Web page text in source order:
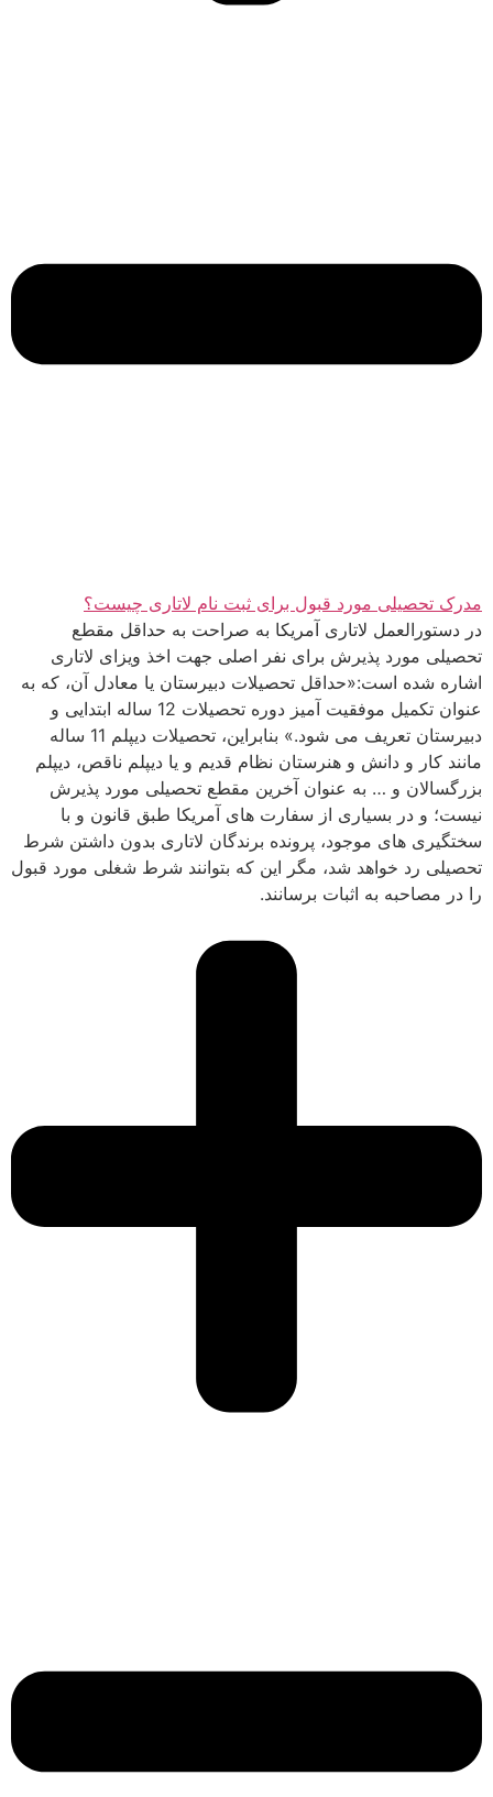
مدرک تحصیلی مورد قبول برای ثبت نام لاتاری چیست؟
در دستورالعمل لاتاری آمریکا به صراحت به حداقل مقطع
تحصیلی مورد پذیرش برای نفر اصلی جهت اخذ ویزای لاتاری
اشاره شده است:«حداقل تحصیلات دبیرستان یا معادل آن، که به
عنوان تکمیل موفقیت آمیز دوره تحصیلات 12 ساله ابتدایی و
دبیرستان تعریف می شود.» بنابراین، تحصیلات دیپلم 11 ساله
مانند کار و دانش و هنرستان نظام قدیم و یا دیپلم ناقص، دیپلم
بزرگسالان و … به عنوان آخرین مقطع تحصیلی مورد پذیرش
نیست؛ و در بسیاری از سفارت های آمریکا طبق قانون و با
سختگیری های موجود، پرونده برندگان لاتاری بدون داشتن شرط
تحصیلی رد خواهد شد، مگر این که بتوانند شرط شغلی مورد قبول
را در مصاحبه به اثبات برسانند.